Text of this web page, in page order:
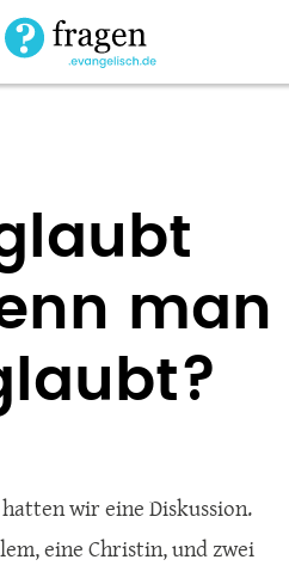
man
wir eine Diskussion.
eine Christin, und zwei